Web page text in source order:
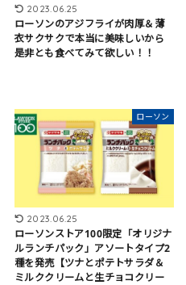
2023.06.25
ローソンのアジフライが肉厚＆薄
衣サクサクで本当に美味しいから
是非とも食べてみて欲しい！！
ローソン
2023.06.25
ローソンストア100限定「オリジナ
ルランチパック」アソートタイプ2
種を発売【ツナとポテトサラダ＆
ミルククリームと生チョコクリー